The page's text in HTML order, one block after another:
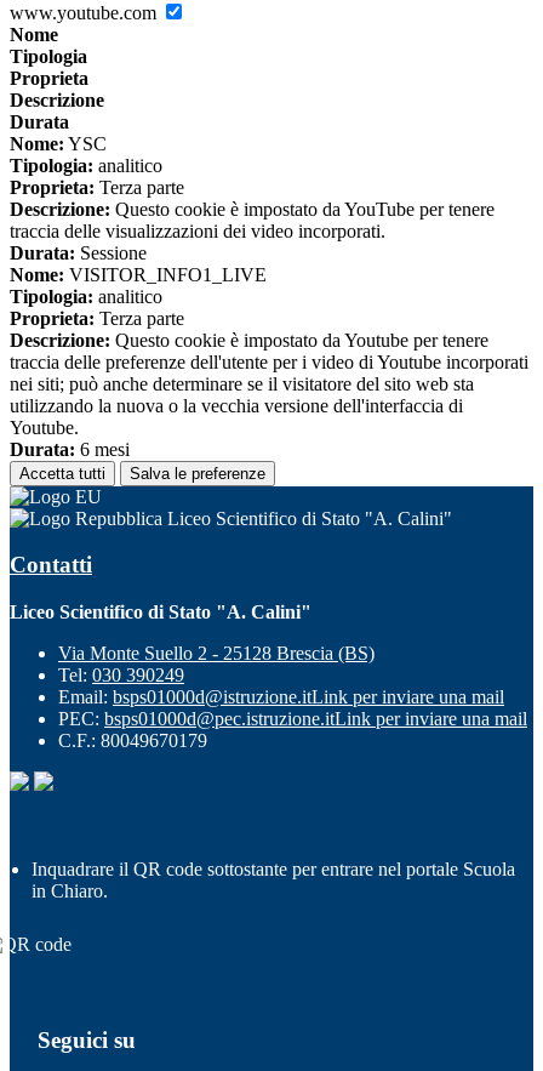
www.youtube.com
Nome
Tipologia
Proprieta
Descrizione
Durata
Nome: YSC
Tipologia: analitico
Proprieta: Terza parte
Descrizione: Questo cookie è impostato da YouTube per tenere
traccia delle visualizzazioni dei video incorporati.
Durata: Sessione
Nome: VISITOR_INFO1_LIVE
Tipologia: analitico
Proprieta: Terza parte
Descrizione: Questo cookie è impostato da Youtube per tenere
traccia delle preferenze dell'utente per i video di Youtube incorporati
nei siti; può anche determinare se il visitatore del sito web sta
utilizzando la nuova o la vecchia versione dell'interfaccia di
Youtube.
Durata: 6 mesi
Accetta tutti Salva le preferenze
Liceo Scientifico di Stato "A. Calini"
Contatti
Liceo Scientifico di Stato "A. Calini"
Via Monte Suello 2 - 25128 Brescia (BS)
Tel: 030 390249
Email: bsps01000d@istruzione.itLink per inviare una mail
PEC: bsps01000d@pec.istruzione.itLink per inviare una mail
C.F.: 80049670179
Inquadrare il QR code sottostante per entrare nel portale Scuola
in Chiaro.
Seguici su